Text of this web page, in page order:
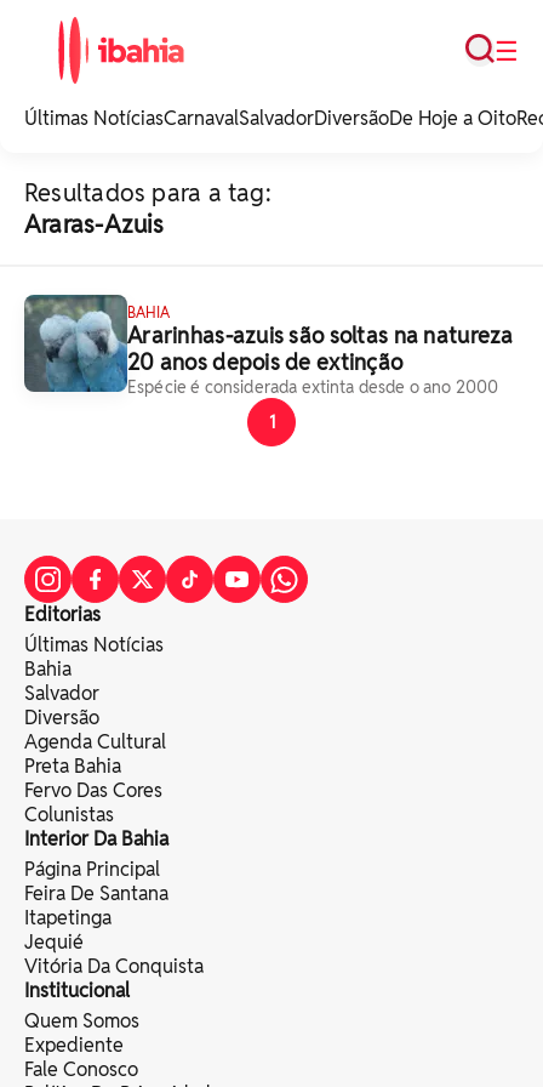
noticias e
☰
Busca
Últimas NotíciasCarnavalSalvadorDiversãoDe Hoje a Oito
Resultados para a tag:
Araras-Azuis
BAHIA
Ararinhas-azuis são soltas na natureza
20 anos depois de extinção
Espécie é considerada extinta desde o ano 2000
1
Editorias
Últimas Notícias
Bahia
Salvador
Diversão
Agenda Cultural
Preta Bahia
Fervo Das Cores
Colunistas
Interior Da Bahia
Página Principal
Feira De Santana
Itapetinga
Jequié
Vitória Da Conquista
Institucional
Quem Somos
Expediente
Fale Conosco